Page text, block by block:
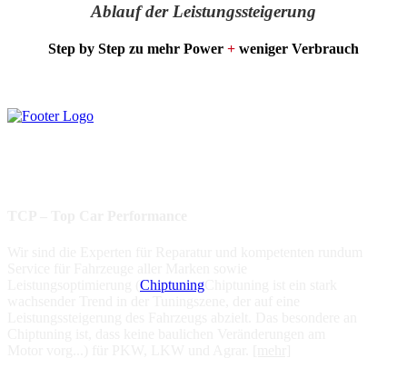
Ablauf der Leistungssteigerung
Step by Step zu mehr Power + weniger Verbrauch
Beste Leistung
Chiptuning